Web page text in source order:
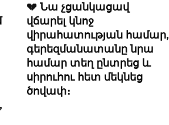
💔 Նա չցանկացավ
վճարել կնոջ
վիրահատության համար,
գերեզմանատանը նրա
համար տեղ ընտրեց և
սիրուհու հետ մեկնեց
ծովափ։